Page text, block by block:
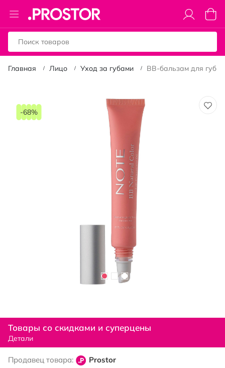
Toggle
Nav
Моя
Главная Лицо Уход за губами ВВ-бальзам для губ
перейти
-68%
к
началу
галереи
Товары со скидками и суперцены
Детали
Продавец товара: Prostor